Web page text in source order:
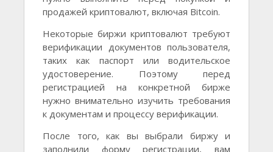
продажей криптовалют, включая Bitcoin.
Некоторые биржи криптовалют требуют
верификации документов пользователя,
таких как паспорт или водительское
удостоверение. Поэтому перед
регистрацией на конкретной бирже
нужно внимательно изучить требования
к документам и процессу верификации.
После того, как вы выбрали биржу и
заполнили форму регистрации, вам